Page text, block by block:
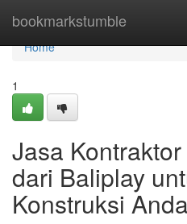
bookmarkstumble
Home
Home
1
Jasa
dari Baliplay
Konstruksi Anda